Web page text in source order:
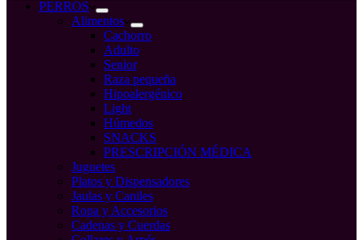
compraPERROS
Alimentos
Cachorro
Adulto
Senior
Raza pequeña
Hipoalergénico
Light
Húmedos
SNACKS
PRESCRIPCIÓN MÉDICA
Juguetes
Platos y Dispensadores
Jaulas y Caniles
Ropa y Accesorios
Cadenas y Cuerdas